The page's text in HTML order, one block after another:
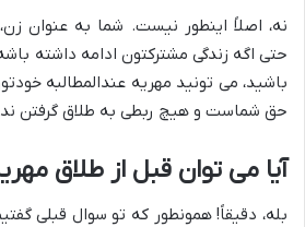
نه، اصلاً اینطور نیست. شما به عنوان
حتی اگه زندگی مشترکتون ادامه داشته
باشید، می تونید مهریه عندالمطالبه
حق شماست و هیچ ربطی به طلاق گرفتن
آیا می توان قبل از طلاق
بله، دقیقاً! همونطور که تو سوال قبلی